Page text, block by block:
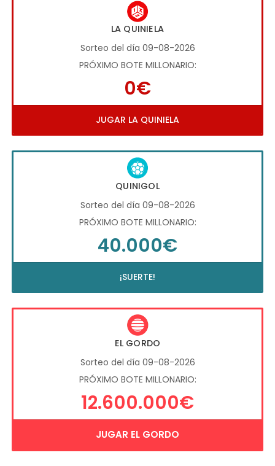
LA QUINIELA
Sorteo del día 09-08-2026
PRÓXIMO BOTE MILLONARIO:
0€
JUGAR LA QUINIELA
QUINIGOL
Sorteo del día 09-08-2026
PRÓXIMO BOTE MILLONARIO:
40.000€
¡SUERTE!
EL GORDO
Sorteo del día 09-08-2026
PRÓXIMO BOTE MILLONARIO:
12.600.000€
JUGAR EL GORDO